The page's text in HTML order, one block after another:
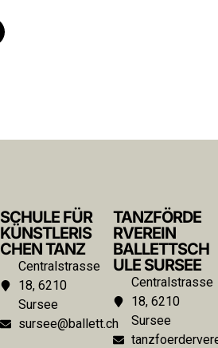
SCHULE FÜR
KÜNSTLERIS
CHEN TANZ
Centralstrasse
18, 6210
Sursee
sursee@ballett.ch
TANZFÖRDE
RVEREIN
BALLETTSCH
ULE SURSEE
Centralstrasse
18, 6210
Sursee